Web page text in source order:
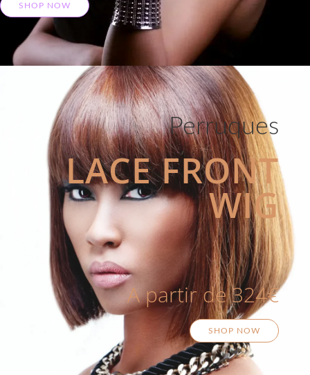
SHOP NOW
Perruques
LACE FRONT
WIG
A partir de 324€
SHOP NOW